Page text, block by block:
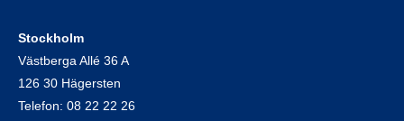
Stockholm
Västberga Allé 36 A
126 30 Hägersten
Telefon: 08 22 22 26